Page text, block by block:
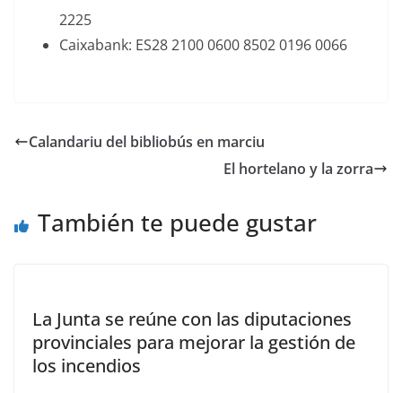
2225
Caixabank: ES28 2100 0600 8502 0196 0066
Calandariu del bibliobús en marciu
El hortelano y la zorra
También te puede gustar
La Junta se reúne con las diputaciones
provinciales para mejorar la gestión de
los incendios